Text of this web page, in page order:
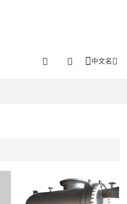
中文名